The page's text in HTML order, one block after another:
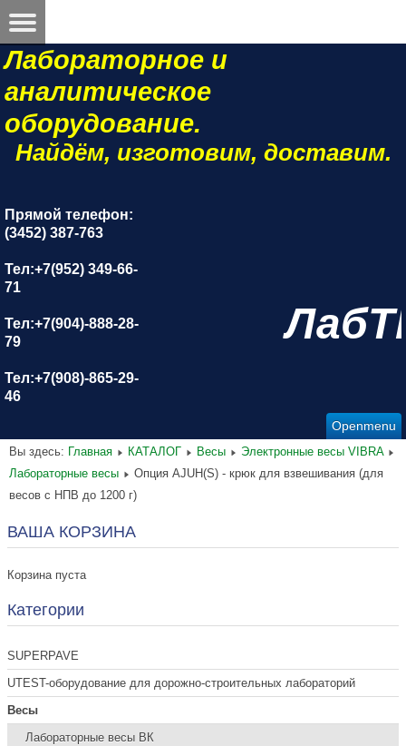
Лабораторное и
аналитическое
оборудование.
Найдём, изготовим, доставим.
Прямой телефон:
(3452) 387-763
Тел:+7(952) 349-66-
71
Тел:+7(904)-888-28-
79
Тел:+7(908)-865-29-
46
Openmenu
Вы здесь: Главная КАТАЛОГ Весы
Электронные весы VIBRA
Лабораторные весы
Опция AJUH(S) - крюк для взвешивания (для
весов с НПВ до 1200 г)
ВАША КОРЗИНА
Корзина пуста
Категории
SUPERPAVE
UTEST-оборудование для дорожно-строительных лабораторий
Весы
Лабораторные весы ВК